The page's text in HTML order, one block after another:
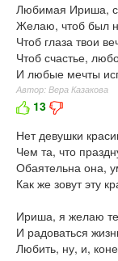
Любимая Ириша,
Желаю, чтоб был
Чтоб глаза твои
Чтоб счастье,
И любые мечты
Автор: Вера Казакова
13
Нет девушки
Чем та, что
Обаятельна она,
Как же зовут эту
Ириша, я желаю
И радоваться
Любить, ну, и,